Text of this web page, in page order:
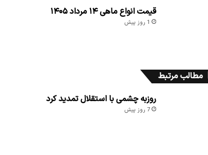
قیمت انواع ماهی ۱۴ مرداد ۱۴۰۵
1 روز پیش
مطالب مرتبط
روزبه چشمی با استقلال تمدید کرد
7 روز پیش